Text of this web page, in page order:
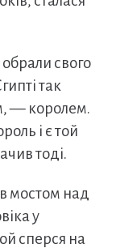
свого
так
— королем.
і є той
тоді.
мостом над
у
сперся на